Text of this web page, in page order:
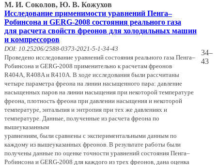
М. И. Соколов, Ю. В. Кожухов
Исследование применимости уравнений Пенга–
Робинсона и GERG-2008 состояния реального газа
для расчета свойств фреонов для холодильных машин
и компрессоров
DOI: 10.25206/2588-0373-2021-5-1-34-43
Проведено исследование уравнений состояния реального газа Пенга–
Робинсона и GERG-2008 применительно к расчетам фреонов
R404A, R408A и R410A. В ходе исследования были рассчитаны
четыре параметра фреона на линии насыщенного пара: давление
насыщенных паров на линии насыщения при некоторой температуре
фреона, плотность фреона при давлении насыщения и некоторой
температуре, энтальпия и энтропия при тех же давлениях и
температуре. Данные, полученные из расчета фреона по
вышеуказанным
уравнениям, были сравнены с экспериментальными данным по
каждому из вышеуказанных фреонов. В результате работы были
получены данные по оценке точности уравнений состояния Пенга–
Робинсона и GERG-2008 для каждого из трех фреонов, дана оценка
34–
43